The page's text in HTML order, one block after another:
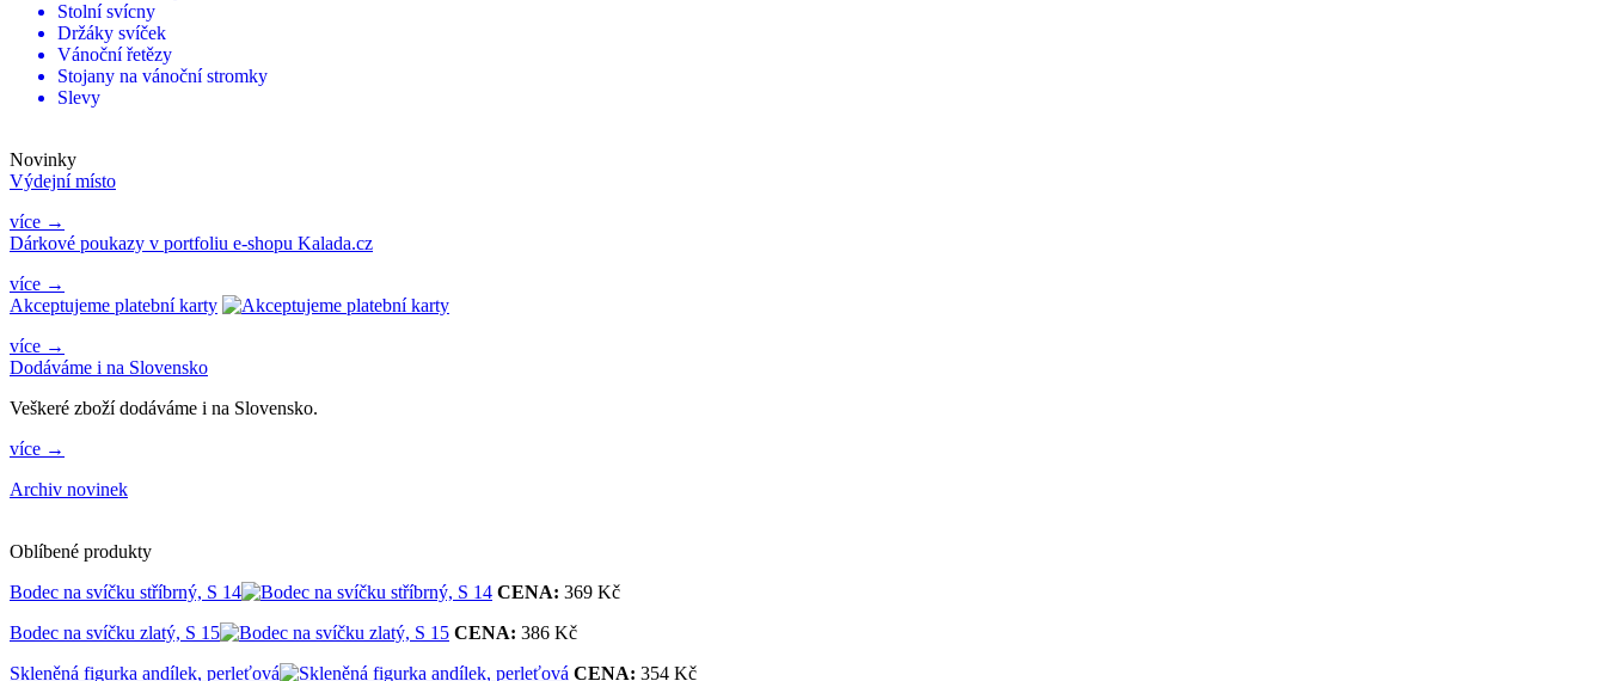
Stolní svícny
Držáky svíček
Vánoční řetězy
Stojany na vánoční stromky
Slevy
Novinky
Výdejní místo
více →
Dárkové poukazy v portfoliu e-shopu Kalada.cz
více →
Akceptujeme platební karty
více →
Dodáváme i na Slovensko
Veškeré zboží dodáváme i na Slovensko.
více →
Archiv novinek
Oblíbené produkty
Bodec na svíčku stříbrný, S 14
CENA: 369 Kč
Bodec na svíčku zlatý, S 15
CENA: 386 Kč
Skleněná figurka andílek, perleťová
CENA: 354 Kč